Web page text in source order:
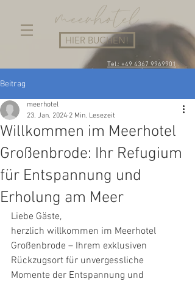
HIER BUCHEN!
Tel.: +49 4367 9969901
Beitrag
Willkommen im Meerhotel
Großenbrode: Ihr Refugium
für Entspannung und
Erholung am Meer
meerhotel
23. Jan. 2024 2 Min. Lesezeit
Liebe Gäste,
herzlich willkommen im Meerhotel
Großenbrode – Ihrem exklusiven
Rückzugsort für unvergessliche
Momente der Entspannung und